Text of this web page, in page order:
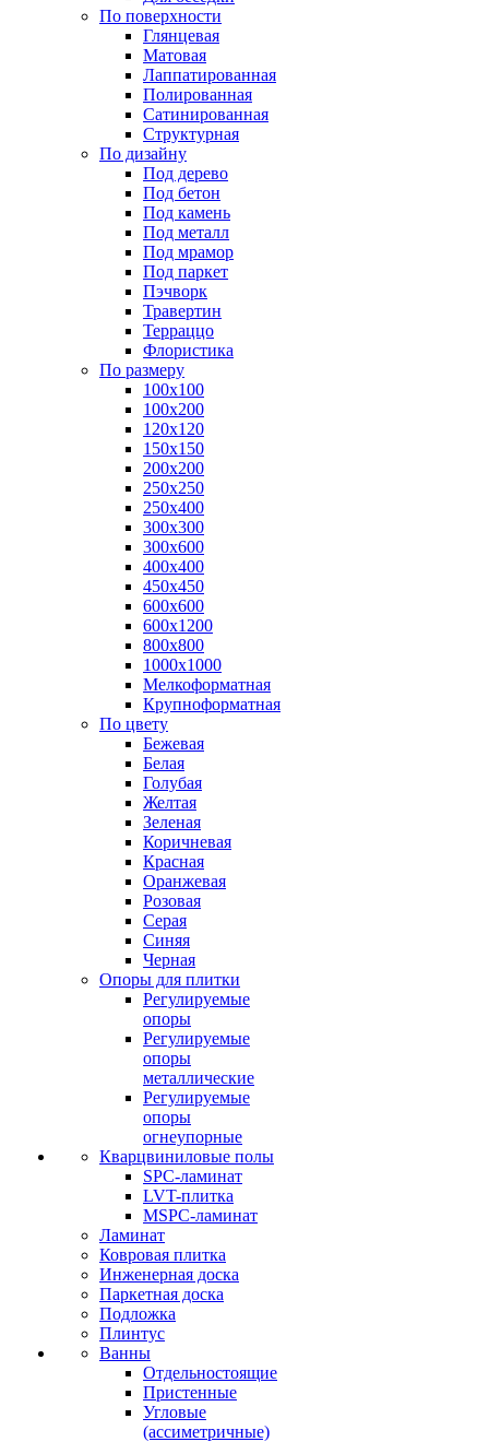
По поверхности
Глянцевая
Матовая
Лаппатированная
Полированная
Сатинированная
Структурная
По дизайну
Под дерево
Под бетон
Под камень
Под металл
Под мрамор
Под паркет
Пэчворк
Травертин
Терраццо
Флористика
По размеру
100х100
100х200
120х120
150х150
200х200
250х250
250х400
300х300
300х600
400х400
450х450
600х600
600х1200
800х800
1000х1000
Мелкоформатная
Крупноформатная
По цвету
Бежевая
Белая
Голубая
Желтая
Зеленая
Коричневая
Красная
Оранжевая
Розовая
Серая
Синяя
Черная
Опоры для плитки
Регулируемые
опоры
Регулируемые
опоры
металлические
Регулируемые
опоры
огнеупорные
Кварцвиниловые полы
SPC-ламинат
LVT-плитка
MSPC-ламинат
Ламинат
Ковровая плитка
Инженерная доска
Паркетная доска
Подложка
Плинтус
Ванны
Отдельностоящие
Пристенные
Угловые
(ассиметричные)